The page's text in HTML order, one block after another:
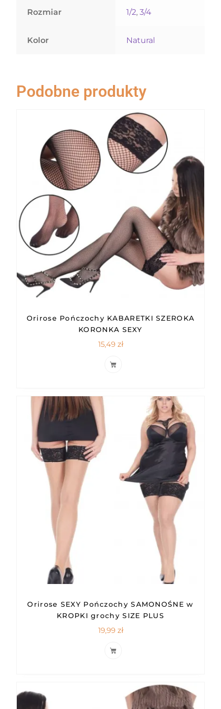
Rozmiar 1/2,3/4
Kolor Natural
Podobne produkty
Orirose Pończochy KABARETKI SZEROKA
KORONKA SEXY
15,49 zł
Orirose SEXY Pończochy SAMONOŚNE w
KROPKI grochy SIZE PLUS
19,99 zł